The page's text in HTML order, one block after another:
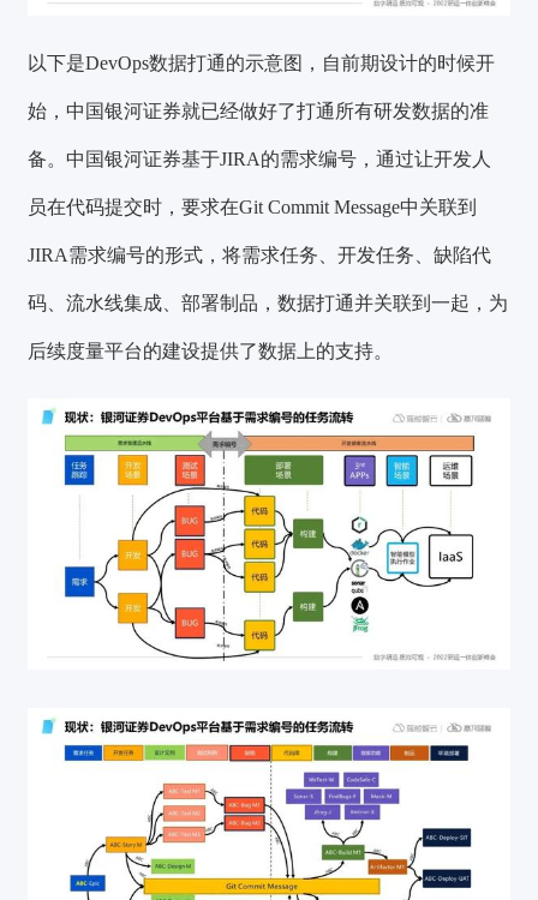
以下是DevOps数据打通的示意图，自前期设计的时候开
始，中国银河证券就已经做好了打通所有研发数据的准
备。中国银河证券基于JIRA的需求编号，通过让开发人
员在代码提交时，要求在Git Commit Message中关联到
JIRA需求编号的形式，将需求任务、开发任务、缺陷代
码、流水线集成、部署制品，数据打通并关联到一起，为
后续度量平台的建设提供了数据上的支持。